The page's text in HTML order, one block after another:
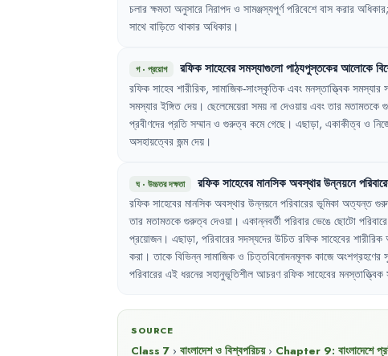
চলার ক্ষমতা অনুসারে নিরাপদ ও সামঞ্জস্যপূর্ণ পরিবেশে বাস করার অধিকার;
সাথে বাড়িতে থাকার অধিকার ।
গ· প্রয়োগ রফিকসাহেবেরসমস্যাগুলোপাঠ্যপুস্তকেরআলোকে
রফিক সাহেব শারীরিক, সামাজিক-সাংস্কৃতিক এবং মনস্তাত্ত্বিক সমস্যার
সমস্যার ইঙ্গিত দেয় । ছেলেমেয়েরা সময় না দেওয়ায় এবং তার মতামতকে
প্রবীণদের প্রতি সম্মান ও গুরুত্ব কমে গেছে । এছাড়া, একাকীত্ব ও
অসহায়ত্বের জন্ম দেয় ।
ঘ· উচ্চতর দক্ষতা রফিকসাহেবেরমানসিকঅবস্থারউন্নয়নে
রফিক সাহেবের মানসিক অবস্থার উন্নয়নে পরিবারের ভূমিকা অত্যন্ত
তার মতামতকে গুরুত্ব দেওয়া । একান্নবর্তী পরিবার ভেঙে ছোটো পরিবারে
প্রয়োজন। এছাড়া, পরিবারের সদস্যদের উচিত রফিক সাহেবের শারীরিক
করা । তাকে বিভিন্ন সামাজিক ও চিত্তবিনোদনমূলক কাজে অংশগ্রহণের
পরিবারের এই ধরনের সহানুভূতিশীল আচরণ রফিক সাহেবের মনস্তাত্ত্বিক
SOURCE
Class 7 › বাংলাদেশ ও বিশ্বপরিচয় › Chapter 9: বাংলাদেশে